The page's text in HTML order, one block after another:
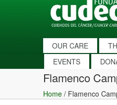
OUR CARE
EVENTS
Flamenco
Home / Flamenco